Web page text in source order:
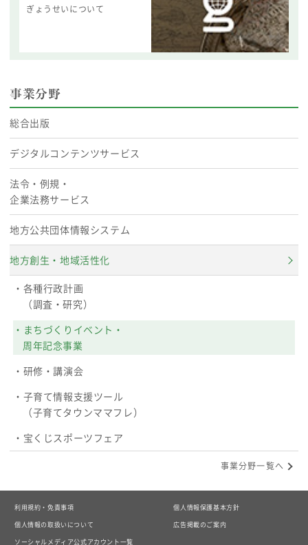
ぎょうせいについて
事業分野
総合出版
デジタルコンテンツサービス
法令・例規・
企業法務サービス
地方公共団体情報システム
地方創生・地域活性化
各種行政計画
（調査・研究）
まちづくりイベント・
周年記念事業
研修・講演会
子育て情報支援ツール
（子育てタウンママフレ）
宝くじスポーツフェア
事業分野一覧へ
利用規約・免責事項
個人情報保護基本方針
個人情報の取扱いについて
広告掲載のご案内
ソーシャルメディア公式アカウント一覧